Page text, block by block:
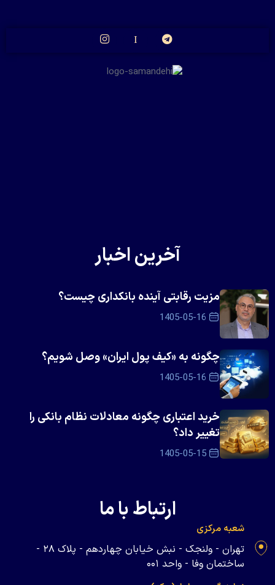
آخرین اخبار
مزیت رقابتی آینده بانکداری چیست؟
1405-05-16
چگونه به «کیف پول ایران» وصل شویم؟
1405-05-16
خرید اعتباری چگونه معادلات نظام بانکی را
تغییر داد؟
1405-05-15
ارتباط با ما
شعبه مرکزی
تهران - ولنجک - نبش خیابان چهاردهم - پلاک ۲۸ -
ساختمان وفا - واحد ۰۰۱